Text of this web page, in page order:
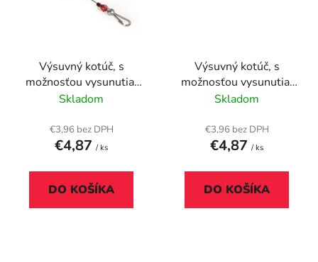
Výsuvný kotúč, s
možnosťou vysunutia,
so svorkou, DURABLE
Skladom
€3,96 bez DPH
€4,87 / ks
DO KOŠÍKA
Výsuvný kotúč, s
možnosťou vysunutia,
so svorkou, DURABLE
Skladom
€3,96 bez DPH
€4,87 / ks
DO KOŠÍKA